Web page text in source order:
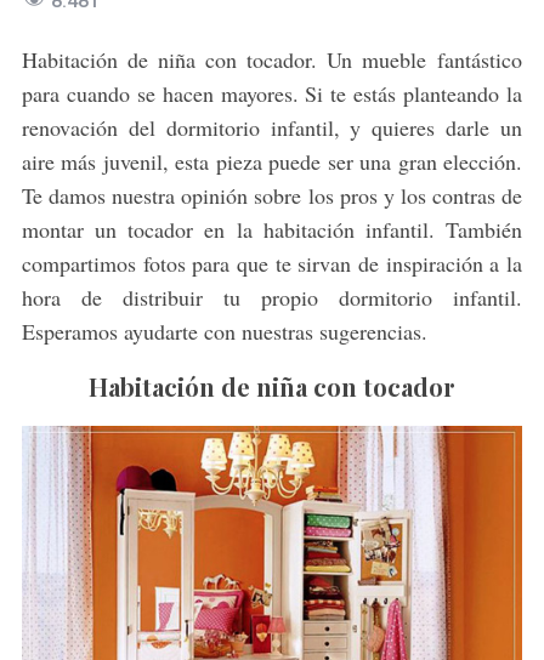
Habitación de niña con tocador. Un mueble fantástico
para cuando se hacen mayores. Si te estás planteando la
renovación del dormitorio infantil, y quieres darle un
aire más juvenil, esta pieza puede ser una gran elección.
Te damos nuestra opinión sobre los pros y los contras de
montar un tocador en la habitación infantil. También
compartimos fotos para que te sirvan de inspiración a la
hora de distribuir tu propio dormitorio infantil.
Esperamos ayudarte con nuestras sugerencias.
Habitación de niña con tocador